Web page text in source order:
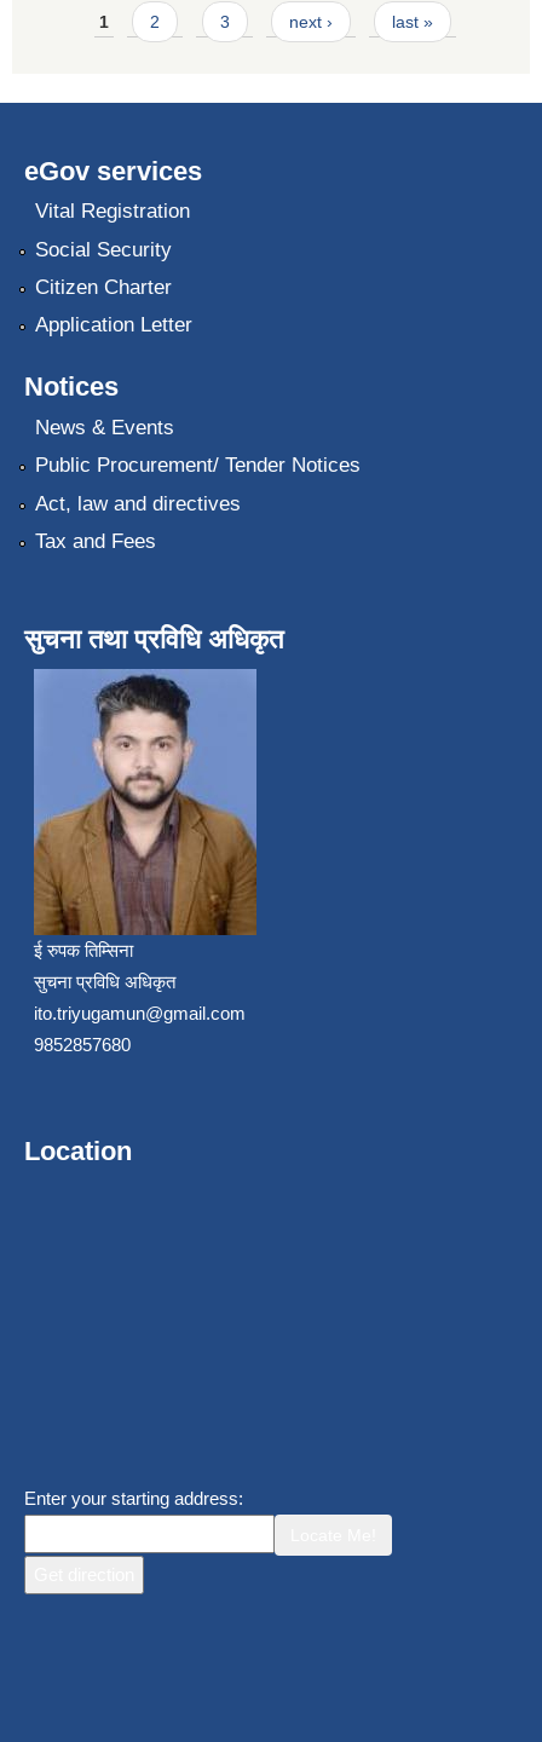
Pages
1 2 3 next › last »
eGov services
Vital Registration
Social Security
Citizen Charter
Application Letter
Notices
News & Events
Public Procurement/ Tender Notices
Act, law and directives
Tax and Fees
सुचना तथा प्रविधि अधिकृत
ई रुपक तिम्सिना
सुचना प्रविधि अधिकृत
ito.triyugamun@gmail.com
9852857680
Location
Enter your starting address: